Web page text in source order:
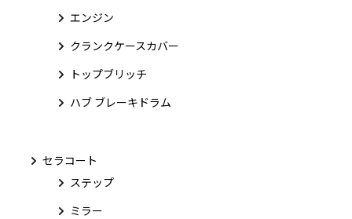
エンジン
クランクケースカバー
トップブリッチ
ハブ ブレーキドラム
セラコート
ステップ
ミラー